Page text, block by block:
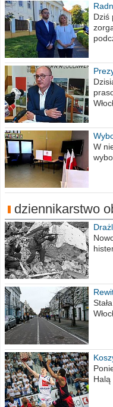
Dziś
W
dziennikarstwo
Halą